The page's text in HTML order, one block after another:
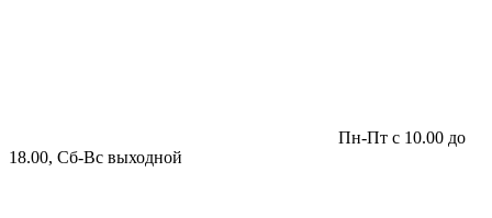
Пн-Пт с 10.00 до
18.00, Сб-Вс выходной